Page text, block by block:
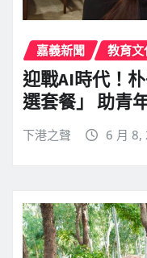
嘉義新聞 教育文
迎戰AI時代！
選套餐」 助青
下港之聲 6 月 8,